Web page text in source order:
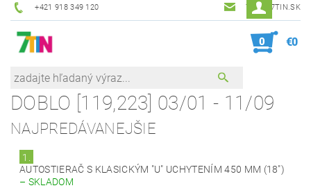
+421 918 349 120 7TIN@7TIN.SK
0 €0
DOBLO [119,223] 03/01 - 11/09
NAJPREDÁVANEJŠIE
1.
AUTOSTIERAČ S KLASICKÝM "U" UCHYTENÍM 450 MM (18")
– SKLADOM